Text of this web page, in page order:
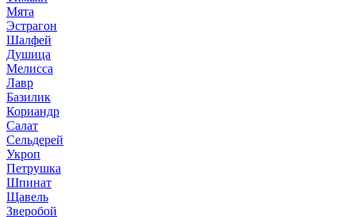
Мята
Эстрагон
Шалфей
Душица
Мелисса
Лавр
Базилик
Кориандр
Салат
Сельдерей
Укроп
Петрушка
Шпинат
Щавель
Зверобой